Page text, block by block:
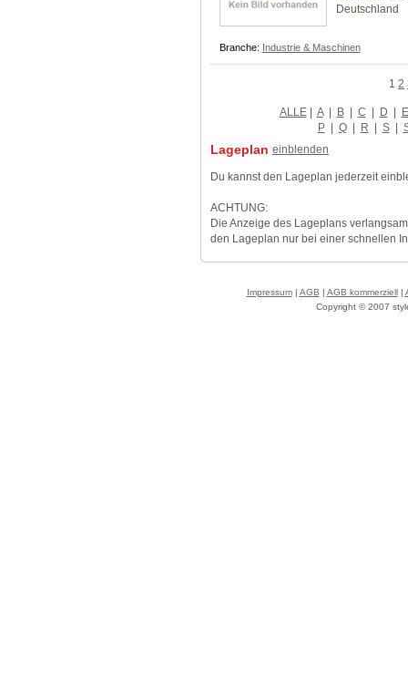
Deutschland
Branche: Industrie & Maschinen
1 2
ALLE| A | B | C | D | E
P | Q | R | S |
Lageplan einblenden
Du kannst den Lageplan jederzeit
ACHTUNG:
Die Anzeige des Lageplans
den Lageplan nur bei einer schnellen
Impressum| AGB | AGB kommerziell|
Copyright © 2007